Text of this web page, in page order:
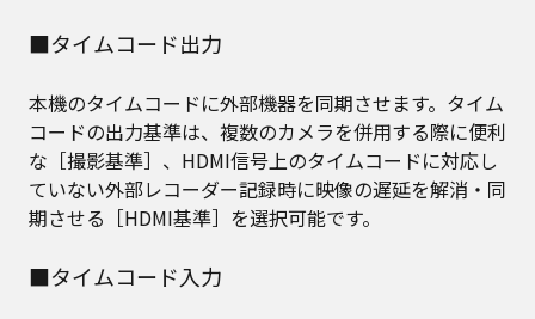
■タイムコード出力
本機のタイムコードに外部機器を同期させます。タイム
コードの出力基準は、複数のカメラを併用する際に便利
な［撮影基準］、HDMI信号上のタイムコードに対応し
ていない外部レコーダー記録時に映像の遅延を解消・同
期させる［HDMI基準］を選択可能です。
■タイムコード入力